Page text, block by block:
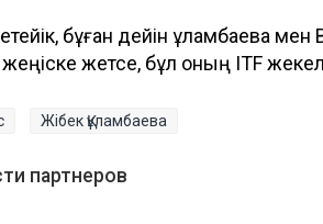
бұған дейін Құламбаева
жетсе, бұл оның ITF
Жібек Құламбаева
партнеров